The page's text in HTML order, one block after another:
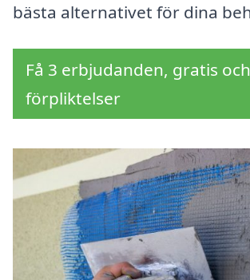
bästa alternativet för dina
Få 3 erbjudanden, gratis
förpliktelser